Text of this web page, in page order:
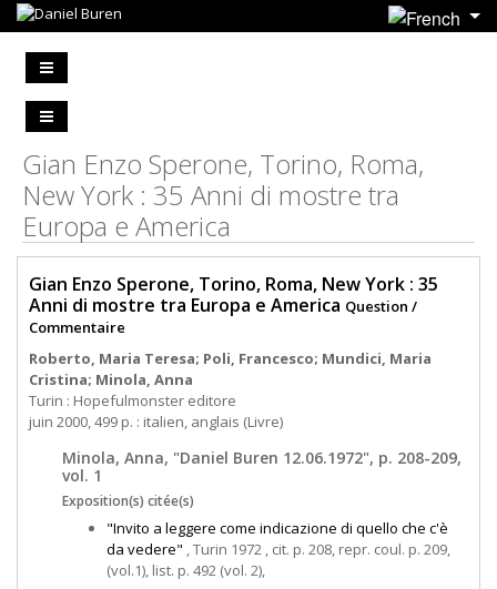
Gian Enzo Sperone, Torino, Roma,
New York : 35 Anni di mostre tra
Europa e America
Gian Enzo Sperone, Torino, Roma, New York : 35
Anni di mostre tra Europa e America Question /
Commentaire
Roberto, Maria Teresa; Poli, Francesco; Mundici, Maria
Cristina; Minola, Anna
Turin : Hopefulmonster editore
juin 2000, 499 p. : italien, anglais (Livre)
Minola, Anna, "Daniel Buren 12.06.1972", p. 208-209,
vol. 1
Exposition(s) citée(s)
"Invito a leggere come indicazione di quello che c'è
da vedere" , Turin 1972 , cit. p. 208, repr. coul. p. 209,
(vol.1), list. p. 492 (vol. 2),